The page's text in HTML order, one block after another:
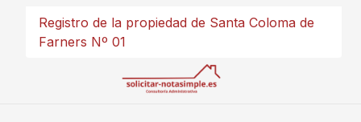
Registro de la propiedad de Santa Coloma de
Farners Nº 01